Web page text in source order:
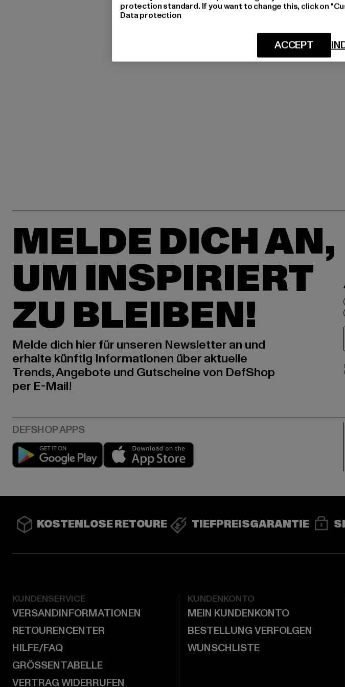
MELDE DICH AN,
UM INSPIRIERT
ZU BLEIBEN!
Melde dich hier für unseren Newsletter an und
erhalte künftig Informationen über aktuelle
Trends, Angebote und Gutscheine von DefShop
per E-Mail!
Play market
KOSTENLOSE RETOURE TIEFPREISGARANTIE
KUNDENSERVICE
VERSANDINFORMATIONEN
RETOURENCENTER
HILFE/FAQ
GRÖSSENTABELLE
VERTRAG WIDERRUFEN
KUNDENKONTO
MEIN KUNDENKONTO
BESTELLUNG VERFOLGEN
WUNSCHLISTE
protection standard. If you want to change this, click on
Data protection
ACCEPT